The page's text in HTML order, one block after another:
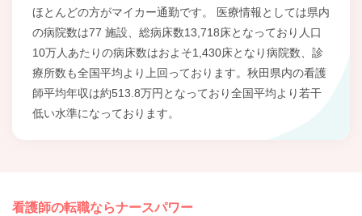
ほとんどの方がマイカー通勤です。 医療情報としては県内
の病院数は77 施設、総病床数13,718床となっており人口
10万人あたりの病床数はおよそ1,430床となり病院数、診
療所数も全国平均より上回っております。秋田県内の看護
師平均年収は約513.8万円となっており全国平均より若干
低い水準になっております。
看護師の転職ならナースパワー